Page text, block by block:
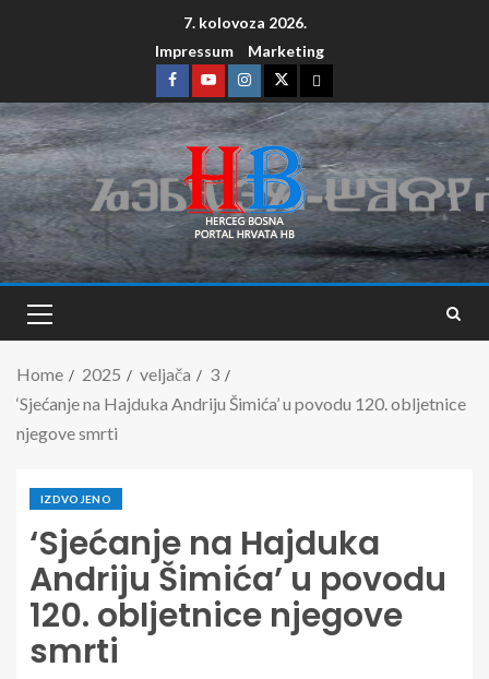
7. kolovoza 2026.
Impressum
Marketing
Home 2025 veljača
3
‘Sjećanje na Hajduka Andriju Šimića’ u povodu 120. obljetnice
njegove smrti
IZDVOJENO
‘Sjećanje na Hajduka
Andriju Šimića’ u povodu
120. obljetnice njegove
smrti